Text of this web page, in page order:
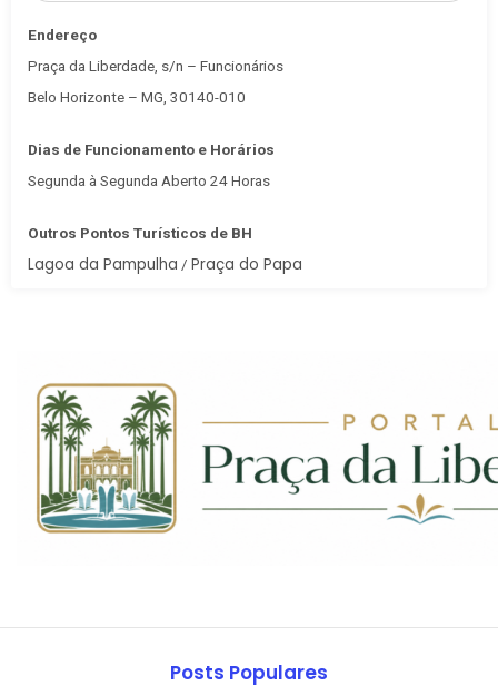
Endereço
Praça da Liberdade, s/n – Funcionários
Belo Horizonte – MG, 30140-010
Dias de Funcionamento e Horários
Segunda à Segunda Aberto 24 Horas
Outros Pontos Turísticos de BH
Lagoa da Pampulha / Praça do Papa
Posts Populares